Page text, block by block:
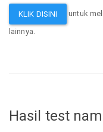
KLIK DISINI untuk
lainnya.
Hasil test